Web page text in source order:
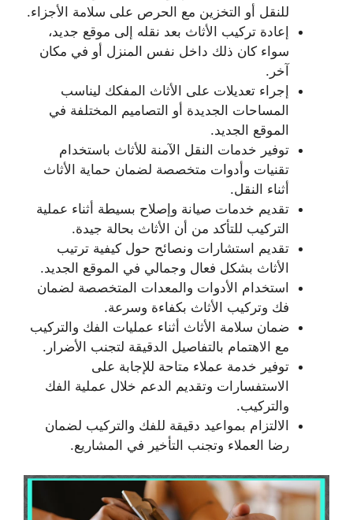
للنقل أو التخزين مع الحرص على سلامة الأجزاء.
إعادة تركيب الأثاث بعد نقله إلى موقع جديد،
سواء كان ذلك داخل نفس المنزل أو في مكان
آخر.
إجراء تعديلات على الأثاث المفكك ليناسب
المساحات الجديدة أو التصاميم المختلفة في
الموقع الجديد.
توفير خدمات النقل الآمنة للأثاث باستخدام
تقنيات وأدوات متخصصة لضمان حماية الأثاث
أثناء النقل.
تقديم خدمات صيانة وإصلاح بسيطة أثناء عملية
التركيب للتأكد من أن الأثاث بحالة جيدة.
تقديم استشارات ونصائح حول كيفية ترتيب
الأثاث بشكل فعال وجمالي في الموقع الجديد.
استخدام الأدوات والمعدات المتخصصة لضمان
فك وتركيب الأثاث بكفاءة وسرعة.
ضمان سلامة الأثاث أثناء عمليات الفك والتركيب
مع الاهتمام بالتفاصيل الدقيقة لتجنب الأضرار.
توفير خدمة عملاء متاحة للإجابة على
الاستفسارات وتقديم الدعم خلال عملية الفك
والتركيب.
الالتزام بمواعيد دقيقة للفك والتركيب لضمان
رضا العملاء وتجنب التأخير في المشاريع.